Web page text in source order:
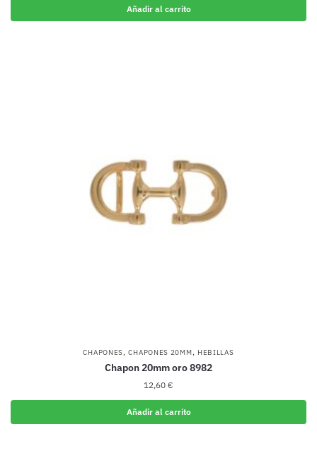
Añadir al carrito
CHAPONES,CHAPONES 20MM, HEBILLAS
Chapon 20mm oro 8982
12,60 €
Añadir al carrito